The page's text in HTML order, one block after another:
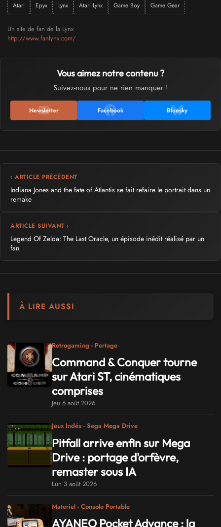
Atari Epyx Lynx Atari Lynx Game Boy Game Gear
Un site de fan de la Lynx
http://www.fanlynx.com/
Vous aimez notre contenu ?
Suivez-nous pour ne rien manquer !
Newsletter Facebook Bluesky
‹ ARTICLE PRÉCÉDENT
Indiana Jones and the fate of Atlantis se fait refaire le portrait dans un
remake
ARTICLE SUIVANT ›
Legend Of Zelda: The Last Oracle, un épisode inédit réalisé par un
fan
À LIRE AUSSI
Retrogaming - Portage
Command & Conquer tourne
sur Atari ST, cinématiques
comprises
Jeu 6 août 2026
Jeux Indés - Sega Mega Drive
Pitfall arrive enfin sur Mega
Drive : portage d'orfèvre,
remaster sous IA
Lun 3 août 2026
Materiel - Console Portable
AYANEO Pocket Advance : la